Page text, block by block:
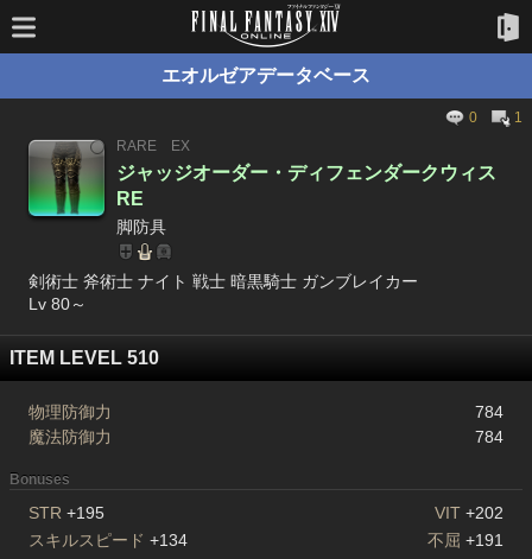
エオルゼアデータベース
0
1
RARE
EX
ジャッジオーダー・ディフェンダークウィス
RE
脚防具
剣術士 斧術士 ナイト 戦士 暗黒騎士 ガンブレイカー
Lv 80～
ITEM LEVEL 510
物理防御力
784
魔法防御力
784
Bonuses
STR +195 VIT +202
スキルスピード +134 不屈 +191